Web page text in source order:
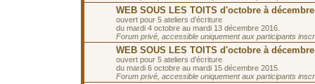
WEB SOUS LES TOITS d'octobre à décembre
ouvert pour 5 ateliers d'écriture
du mardi 4 octobre au mardi 13 décembre 2016.
Forum privé, accessible uniquement aux participants
WEB SOUS LES TOITS d'octobre à décembre
ouvert pour 5 ateliers d'écriture
du mardi 6 octobre au mardi 15 décembre 2015.
Forum privé, accessible uniquement aux participants